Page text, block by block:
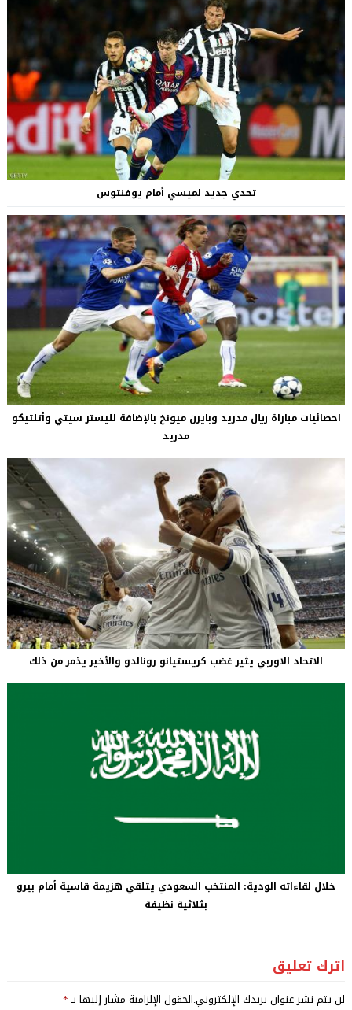
تحدي جديد لميسي أمام يوفنتوس
احصائيات مباراة ريال مدريد وبايرن ميونخ بالإضافة لليستر سيتي وأتلتيكو
مدريد
الاتحاد الاوربي يثير غضب كريستيانو رونالدو والأخير يذمر من ذلك
خلال لقاءاته الودية: المنتخب السعودي يتلقي هزيمة قاسية أمام بيرو
بثلاثية نظيفة
اترك تعليق
لن يتم نشر عنوان بريدك الإلكتروني.الحقول الإلزامية مشار إليها بـ*